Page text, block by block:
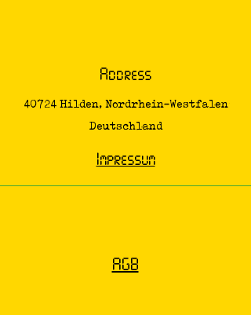
Address
40724 Hilden, Nordrhein-Westfalen
Deutschland
Impressum
AGB